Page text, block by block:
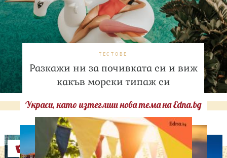
ТЕСТОВЕ
Разкажи ни за почивката си и виж
какъв морски типаж си
Украси, като изтеглиш нова тема на Edna.bg
Оферти